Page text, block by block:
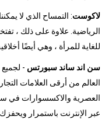
لاكوست: التمساح الذي لا
الرياضية. علاوة على ذلك ،
للغاية للمرأة ، وهي أيضًا
سن اند ساند سبورتس -
العالم من أرقى العلامات
العصرية والاكسسوارات في
عبر الإنترنت باستمرار